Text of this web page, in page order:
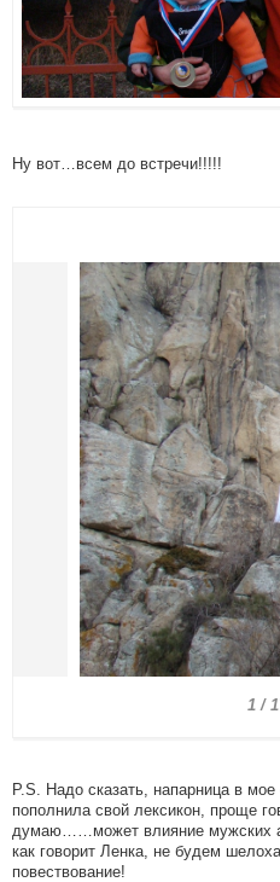
Ну вот…всем до встречи!!!!!
1 /
P.S. Надо сказать, напарница в
пополнила свой лексикон, проще
думаю……может влияние мужских
как говорит Ленка, не будем
повествование!